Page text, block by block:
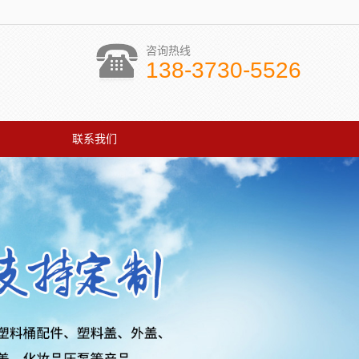
咨询热线
138-3730-5526
联系我们